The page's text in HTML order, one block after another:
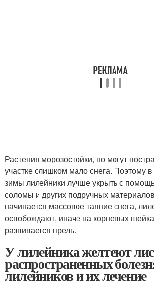
Растения морозостойки, но могут
участке слишком мало снега. Поэтому
зимы лилейники лучше укрыть с
соломы и других подручных
начинается массовое таяние снега,
освобождают, иначе на корневых
развивается прель.
У лилейника желтеют
распространенных
лилейников и их лечение